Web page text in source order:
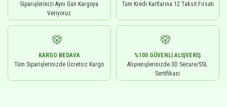
Siparişlerinizi Aynı Gün Kargoya
Veriyoruz
Tüm Kredi Kartlarına 12 Taksit Fırsatı
KARGO BEDAVA
Tüm Siparişlerinizde Ücretsiz Kargo
%100 GÜVENLI ALIŞVERIŞ
Alışverişlerinizde 3D Secure/SSL
Sertifikası